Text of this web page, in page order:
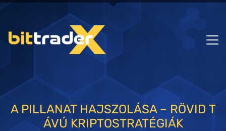
A PILLANAT HAJSZOLÁSA – RÖVID T
ÁVÚ KRIPTOSTRATÉGIÁK